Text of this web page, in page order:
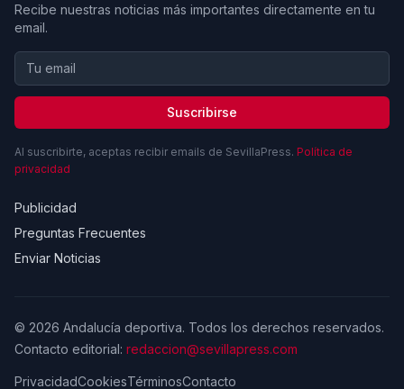
Recibe nuestras noticias más importantes directamente en tu
email.
Suscribirse
Al suscribirte, aceptas recibir emails de SevillaPress. Política de
privacidad
Publicidad
Preguntas Frecuentes
Enviar Noticias
© 2026 Andalucía deportiva. Todos los derechos reservados.
Contacto editorial: redaccion@sevillapress.com
PrivacidadCookiesTérminosContacto